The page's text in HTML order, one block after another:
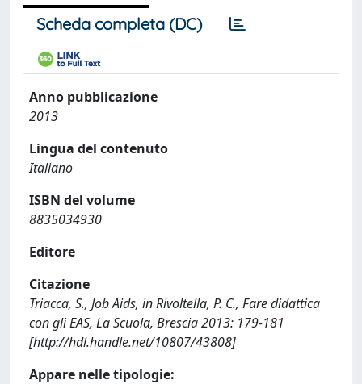
Scheda completa (DC)
Anno pubblicazione
2013
Lingua del contenuto
Italiano
ISBN del volume
8835034930
Editore
Citazione
Triacca, S., Job Aids, in Rivoltella, P. C., Fare didattica
con gli EAS, La Scuola, Brescia 2013: 179-181
[http://hdl.handle.net/10807/43808]
Appare nelle tipologie: